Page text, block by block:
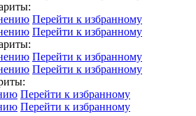
Перейти к избранному
Перейти к избранному
Перейти к избранному
Перейти к избранному
Перейти к избранному
Перейти к избранному